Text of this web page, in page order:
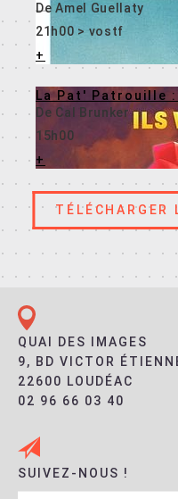
De Amel Guellaty
21h00 > vostf
+
La Pat' Patrouille
De Cal Brunker
15h00
+
TÉLÉCHARGER
QUAI DES IMAGES
9, BD VICTOR
22600 LOUDÉAC
02 96 66 03 40
SUIVEZ-NOUS !